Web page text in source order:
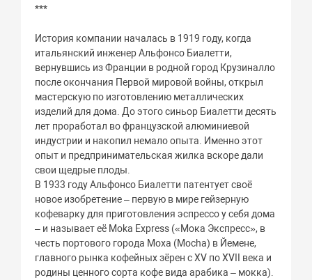
***
История компании началась в 1919 году, когда
итальянский инженер Альфонсо Биалетти,
вернувшись из Франции в родной город Крузиналло
после окончания Первой мировой войны, открыл
мастерскую по изготовлению металлических
изделий для дома. До этого синьор Биалетти десять
лет проработал во французской алюминиевой
индустрии и накопил немало опыта. Именно этот
опыт и предпринимательская жилка вскоре дали
свои щедрые плоды.
В 1933 году Альфонсо Биалетти патентует своё
новое изобретение – первую в мире гейзерную
кофеварку для приготовления эспрессо у себя дома
– и называет её Moka Express («Мока Экспресс», в
честь портового города Моха (Mocha) в Йемене,
главного рынка кофейных зёрен с XV по XVII века и
родины ценного сорта кофе вида арабика – мокка).